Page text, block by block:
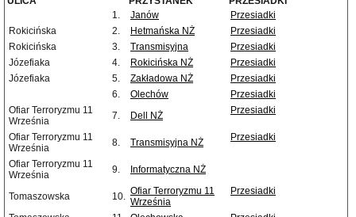
1.
Janów
Przesiadki
Rokicińska
2. Hetmańska NŻ
Przesiadki
Rokicińska
3. Transmisyjna
Przesiadki
Józefiaka
4. Rokicińska NŻ
Przesiadki
Józefiaka
5. Zakładowa NŻ
Przesiadki
6.
Olechów
Przesiadki
Ofiar Terroryzmu 11
Września
7. Dell NŻ Przesiadki
Ofiar Terroryzmu 11
Września
8. Transmisyjna NŻ Przesiadki
Ofiar Terroryzmu 11
Września
9. Informatyczna NŻ
Tomaszowska 10. Ofiar Terroryzmu 11
Września
Przesiadki